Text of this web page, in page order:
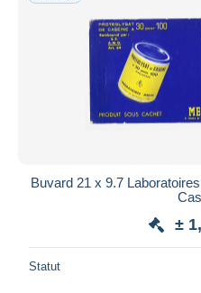
Buvard 21 x 9.7
±
Statut